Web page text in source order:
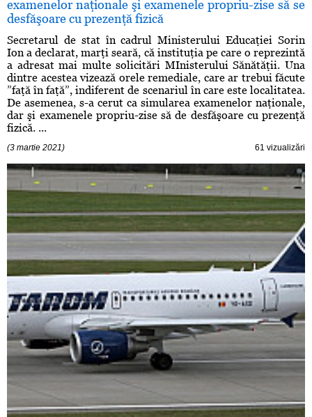
examenelor naţionale şi examenele propriu-zise să se
desfăşoare cu prezenţă fizică
Secretarul de stat în cadrul Ministerului Educaţiei Sorin
Ion a declarat, marţi seară, că instituţia pe care o reprezintă
a adresat mai multe solicitări MInisterului Sănătăţii. Una
dintre acestea vizează orele remediale, care ar trebui făcute
”faţă în faţă”, indiferent de scenariul în care este localitatea.
De asemenea, s-a cerut ca simularea examenelor naţionale,
dar şi examenele propriu-zise să de desfăşoare cu prezenţă
fizică. ...
(3 martie 2021) 61 vizualizări